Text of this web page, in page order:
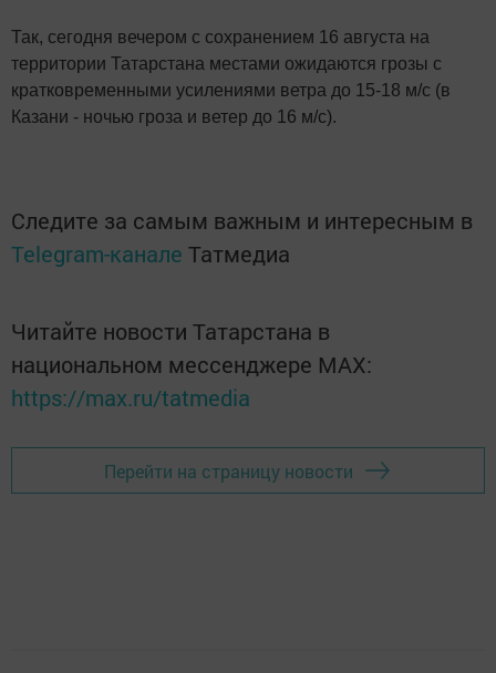
Так, сегодня вечером с сохранением 16 августа на
территории Татарстана местами ожидаются грозы с
кратковременными усилениями ветра до 15-18 м/с (в
Казани - ночью гроза и ветер до 16 м/с).
Следите за самым важным и интересным в
Telegram-канале Татмедиа
Читайте новости Татарстана в
национальном мессенджере MАХ:
https://max.ru/tatmedia
Перейти на страницу новости